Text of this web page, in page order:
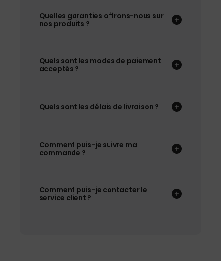
Quelles garanties offrons-nous sur
nos produits ?
Quels sont les modes de paiement
acceptés ?
Quels sont les délais de livraison ?
Comment puis-je suivre ma
commande ?
Comment puis-je contacter le
service client ?